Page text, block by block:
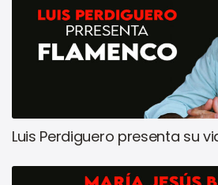
Luis Perdiguero presenta su